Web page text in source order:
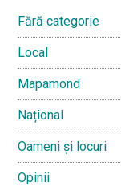
Fără categorie
Local
Mapamond
Național
Oameni și locuri
Opinii